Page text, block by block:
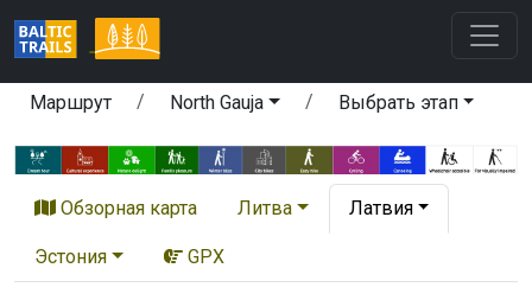
Маршрут North Gauja Выбрать этап
Обзорная карта Литва Латвия
Эстония GPX